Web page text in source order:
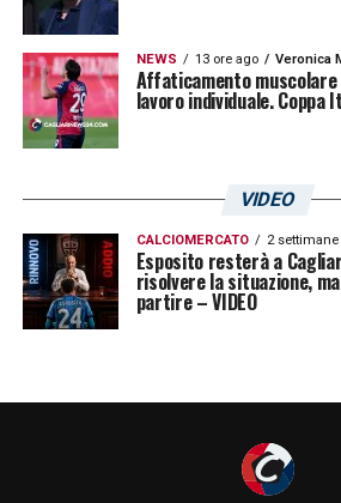
NEWS 13 ore ago Veronica
Affaticamento
lavoro individuale. Coppa
VIDEO
CALCIOMERCATO 2 settimane
Esposito resterà a
risolvere la situazione,
partire – VIDEO